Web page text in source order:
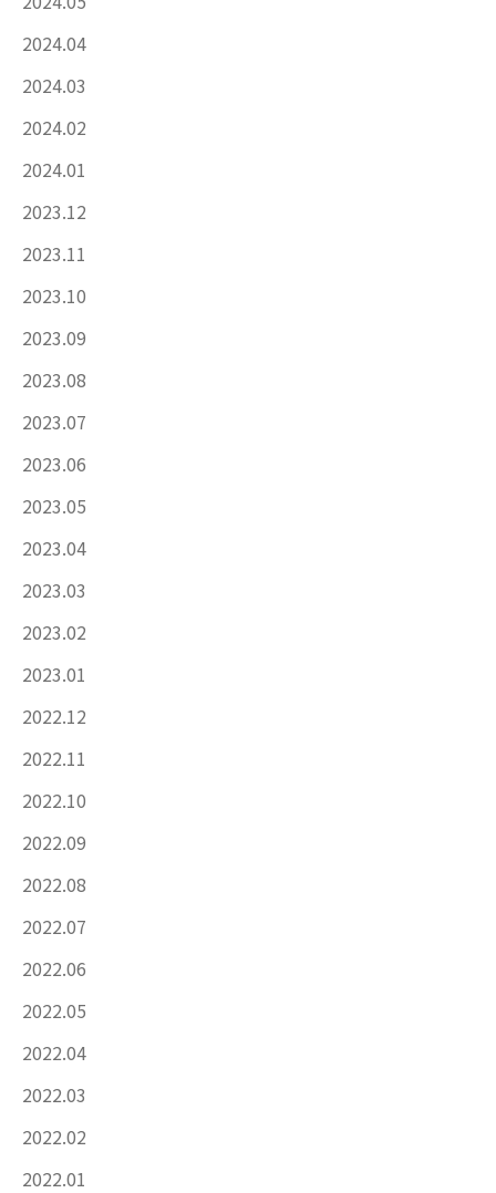
2024.04
2024.03
2024.02
2024.01
2023.12
2023.11
2023.10
2023.09
2023.08
2023.07
2023.06
2023.05
2023.04
2023.03
2023.02
2023.01
2022.12
2022.11
2022.10
2022.09
2022.08
2022.07
2022.06
2022.05
2022.04
2022.03
2022.02
2022.01